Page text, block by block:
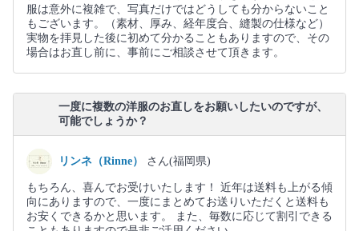
服は意外に複雑で、写真だけではどうしても分からないこと
もございます。（素材、厚み、経年度合、縫製の仕様など）
実物を拝見した後に初めて分かることもありますので、その
場合はお直し前に、事前にご相談させて頂きます。
一度に複数の洋服のお直しをお願いしたいのですが、
可能でしょうか？
リンネ（Rinne） さん(福岡県)
もちろん、喜んでお受けいたします！ 近年は送料も上がる傾
向にありますので、一度にまとめてお送りいただくと送料も
お安くできるかと思います。 また、毎数に応じて割引できる